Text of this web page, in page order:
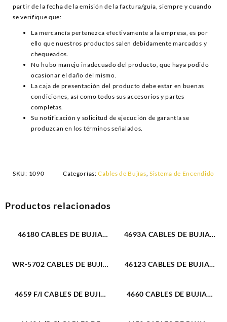
partir de la fecha de la emisión de la factura/guía, siempre y cuando
se verifique que:
La mercancía pertenezca efectivamente a la empresa, es por
ello que nuestros productos salen debidamente marcados y
chequeados.
No hubo manejo inadecuado del producto, que haya podido
ocasionar el daño del mismo.
La caja de presentación del producto debe estar en buenas
condiciones, así como todos sus accesorios y partes
completas.
Su notificación y solicitud de ejecución de garantía se
produzcan en los términos señalados.
SKU: 1090 Categorías:Cables de Bujías Sistema de Encendido
Productos relacionados
46180 CABLES DE BUJIA
4693A CABLES DE BUJIA
MM (1709)
WR-5702 CABLES DE BUJIA
6CIL 8 MM (2670)
46123 CABLES DE BUJIA
(COBERTOR METALICO) 7
4659 F/I CABLES DE BUJIA
4660 CABLES DE BUJIA